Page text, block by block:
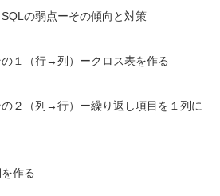
の弱点ーその傾向と対策
１（行→列）ークロス表を作る
２（列→行）ー繰り返し項目を１列に
作る